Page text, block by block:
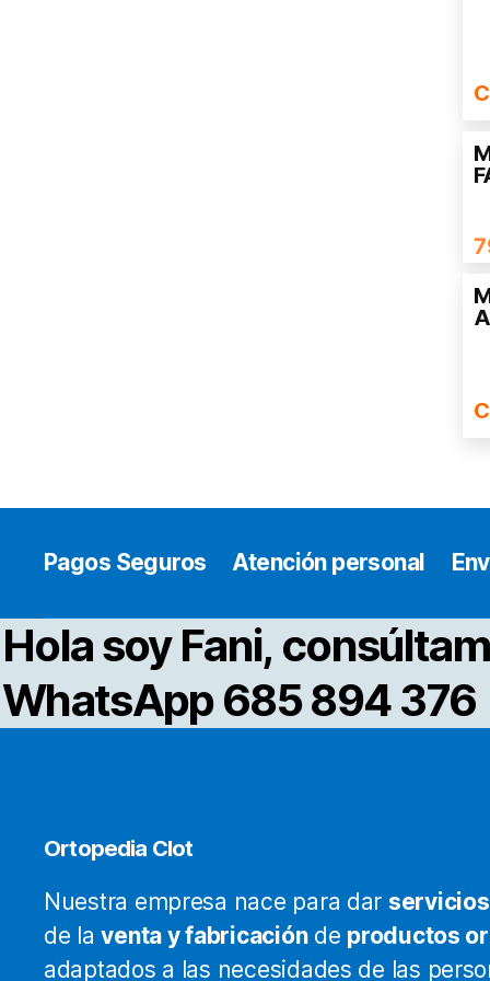
Pagos Seguros Atención personal
Hola soy Fani,
WhatsApp 685 894 376
Ortopedia Clot
Nuestra empresa nace para dar servicios
de laventa y fabricaciónde productos
adaptados a las necesidades de las